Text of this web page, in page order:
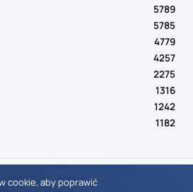
5789
5785
4779
4257
2275
1316
1242
1182
– All Right Reserved 2016-2026
cookie, aby poprawić